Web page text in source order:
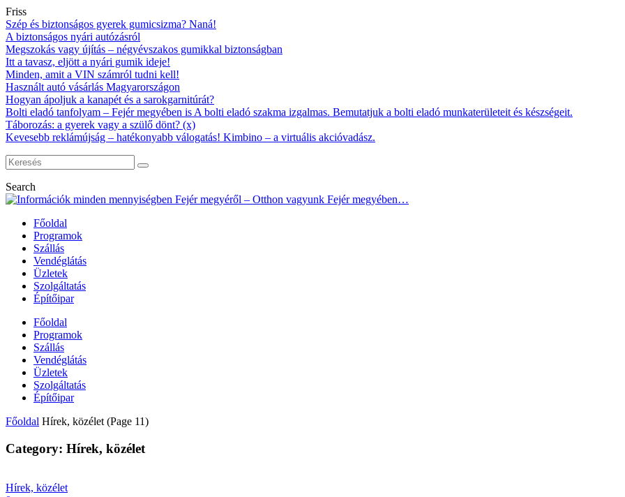
Friss
Szép és biztonságos gyerek gumicsizma? Naná!
A biztonságos nyári autózásról
Megszokás vagy újítás – négyévszakos gumikkal biztonságban
Itt a tavasz, eljött a nyári gumik ideje!
Minden, amit a VIN számról tudni kell!
Használt autó vásárlás Magyarországon
Hogyan ápoljuk a kanapét és a sarokgarnitúrát?
Bolti eladó tanfolyam – Fejér megyében is A bolti eladó szakma izgalmas. Bemutatjuk a bolti eladó munkaterületeit és készségeit.
Táborozás: a gyerek vagy a szülő dönt? (x)
Kevesebb reklámújság – hatékonyabb válogatás! Kimbino – a virtuális akcióvadász.
Search
Főoldal
Programok
Szállás
Vendéglátás
Üzletek
Szolgáltatás
Építőipar
Főoldal
Programok
Szállás
Vendéglátás
Üzletek
Szolgáltatás
Építőipar
Főoldal Hírek, közélet (Page 11)
Category: Hírek, közélet
Hírek, közélet